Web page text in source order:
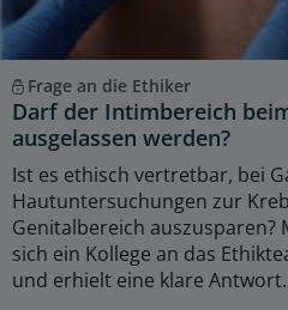
Frage an die Ethiker
Darf der Intimbereich
ausgelassen werden?
Ist es ethisch vertretbar, bei
Hautuntersuchungen zur
Genitalbereich auszusparen?
sich ein Kollege an das
und erhielt eine klare Antwort.